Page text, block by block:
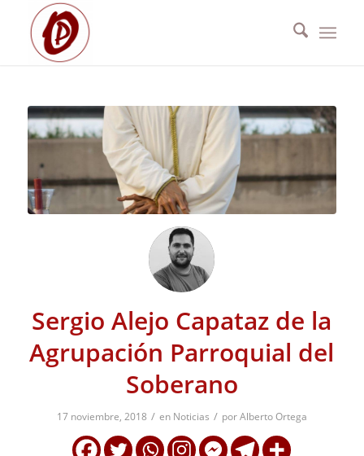
Sergio Alejo Capataz de la
Agrupación Parroquial del
Soberano
17 noviembre, 2018 / en Noticias / porAlberto Ortega